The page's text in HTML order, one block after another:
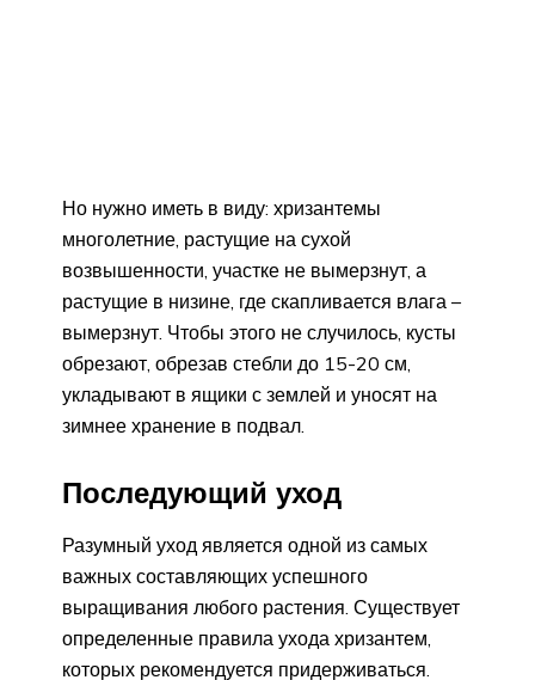
Но нужно иметь в виду: хризантемы
многолетние, растущие на сухой
возвышенности, участке не вымерзнут, а
растущие в низине, где скапливается влага –
вымерзнут. Чтобы этого не случилось, кусты
обрезают, обрезав стебли до 15-20 см,
укладывают в ящики с землей и уносят на
зимнее хранение в подвал.
Последующий уход
Разумный уход является одной из самых
важных составляющих успешного
выращивания любого растения. Существует
определенные правила ухода хризантем,
которых рекомендуется придерживаться.